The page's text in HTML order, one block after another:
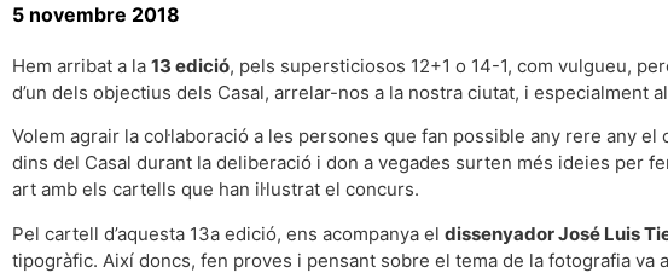
5 novembre 2018
Hem arribat a la 13 edició, pels supersticiosos 12+1 o 14-1, com vulgueu,
d’un dels objectius dels Casal, arrelar-nos a la nostra ciutat, i especialment
Volem agrair la col·laboració a les persones que fan possible any rere any
dins del Casal durant la deliberació i don a vegades surten més ideies per
art amb els cartells que han il·lustrat el concurs.
Pel cartell d’aquesta 13a edició, ens acompanya el dissenyador José Luis
tipogràfic. Així doncs, fen proves i pensant sobre el tema de la fotografia va